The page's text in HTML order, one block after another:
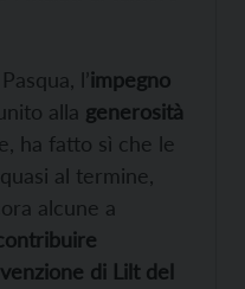
l’impegno
alla generosità
ha fatto sì che le
al termine,
alcune a
di Lilt del